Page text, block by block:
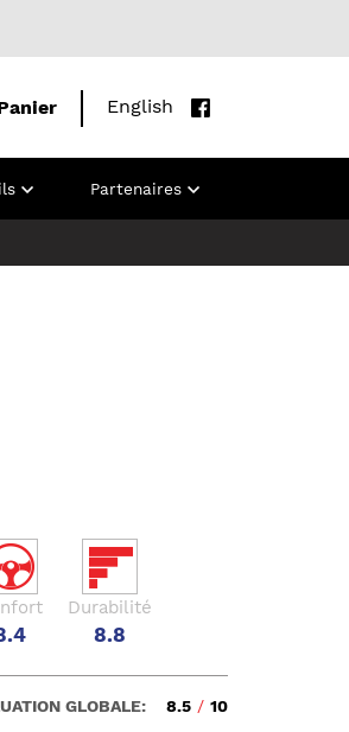
English
Partenaires
Durabilité
8.8
GLOBALE: 8.5 / 10